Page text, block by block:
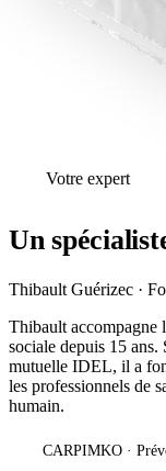
Votre expert
Un
Thibault Guérizec ·
Thibault accompagne
sociale depuis 15
mutuelle IDEL, il a
les professionnels de
humain.
CARPIMKO ·